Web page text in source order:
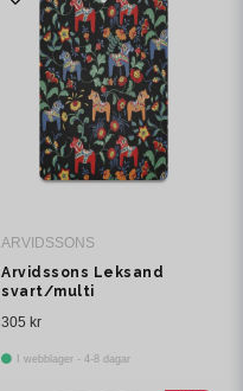
ARVIDSSONS
Arvidssons Leksand
svart/multi
305 kr
I webblager - 4-8 dagar